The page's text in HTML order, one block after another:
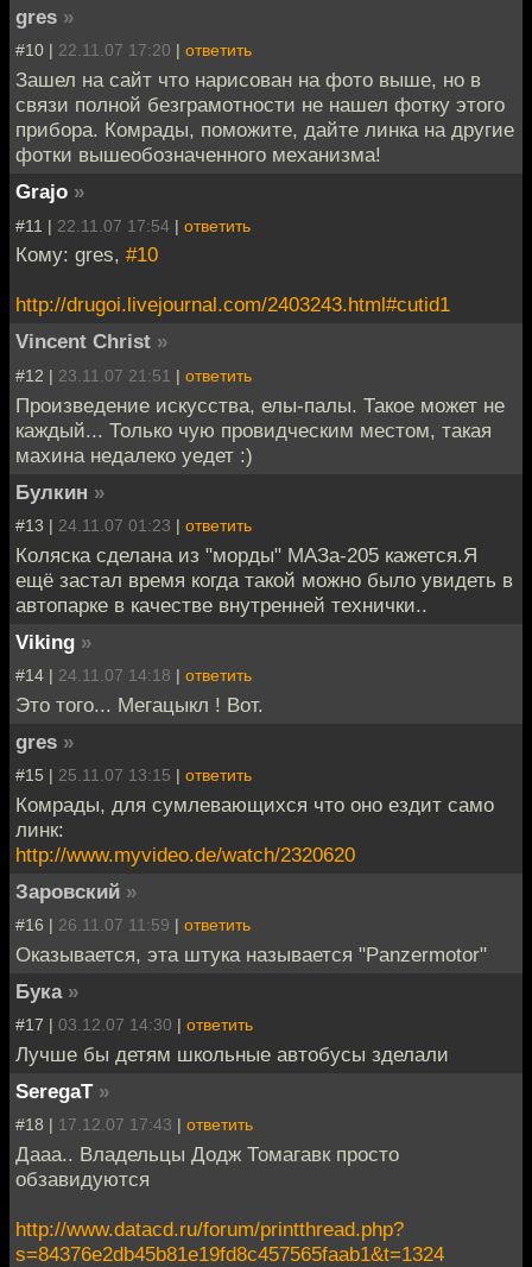
gres »
#10 | 22.11.07 17:20 | ответить
Зашел на сайт что нарисован на фото выше, но в
связи полной безграмотности не нашел фотку этого
прибора. Комрады, поможите, дайте линка на другие
фотки вышеобозначенного механизма!
Grajo »
#11 | 22.11.07 17:54 | ответить
Кому: gres, #10
http://drugoi.livejournal.com/2403243.html#cutid1
Vincent Christ »
#12 | 23.11.07 21:51 | ответить
Произведение искусства, елы-палы. Такое может не
каждый... Только чую провидческим местом, такая
махина недалеко уедет :)
Булкин »
#13 | 24.11.07 01:23 | ответить
Коляска сделана из "морды" МАЗа-205 кажется.Я
ещё застал время когда такой можно было увидеть в
автопарке в качестве внутренней технички..
Viking »
#14 | 24.11.07 14:18 | ответить
Это того... Мегацыкл ! Вот.
gres »
#15 | 25.11.07 13:15 | ответить
Комрады, для сумлевающихся что оно ездит само
линк:
http://www.myvideo.de/watch/2320620
Заровский »
#16 | 26.11.07 11:59 | ответить
Оказывается, эта штука называется "Panzermotor"
Бука »
#17 | 03.12.07 14:30 | ответить
Лучше бы детям школьные автобусы зделали
SeregaT »
#18 | 17.12.07 17:43 | ответить
Дааа.. Владельцы Додж Томагавк просто
обзавидуются
http://www.datacd.ru/forum/printthread.php?
s=84376e2db45b81e19fd8c457565faab1&t=1324